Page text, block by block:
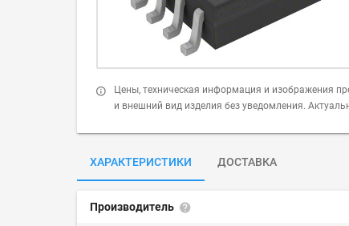
Цены, техническая информация и изображения
и внешний вид изделия без уведомления.
ХАРАКТЕРИСТИКИ ДОСТАВКА
Производитель